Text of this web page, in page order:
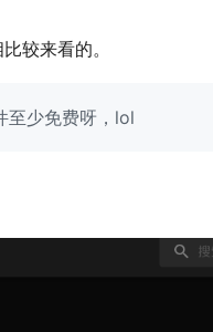
较来看的。
至少免费呀，lol